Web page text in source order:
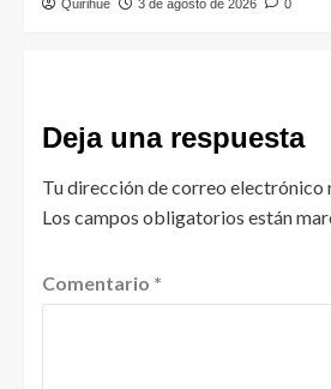
Quirihue 3 de agosto de 2026 0
Deja una respuesta
Tu dirección de correo electrónico
Los campos obligatorios están
Comentario *